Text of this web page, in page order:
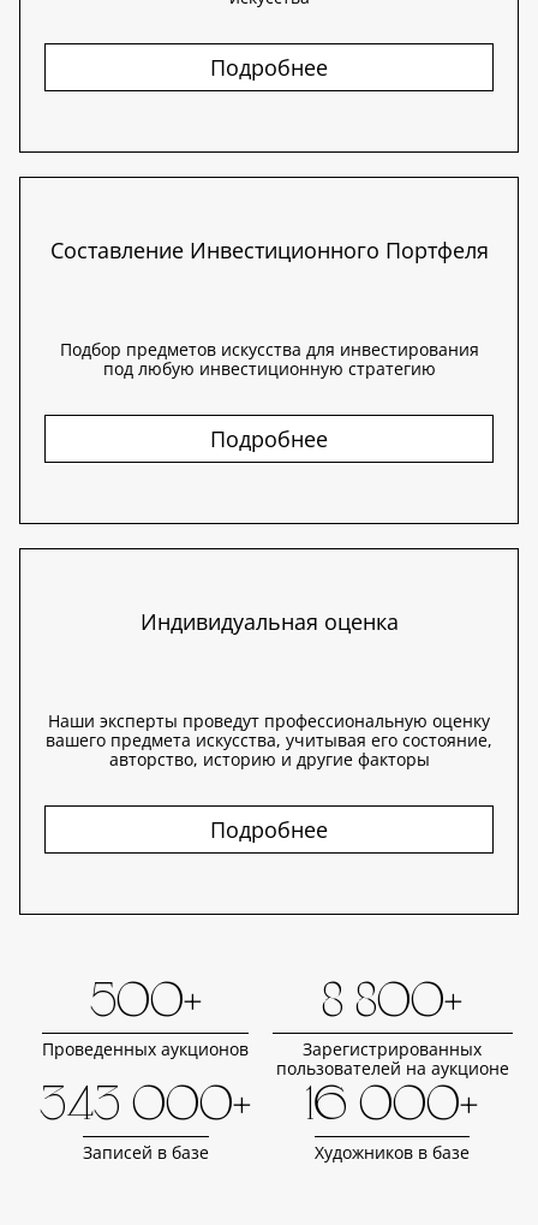
Подробнее
Составление Инвестиционного Портфеля
Подбор предметов искусства для инвестирования
под любую инвестиционную стратегию
Подробнее
Индивидуальная оценка
Наши эксперты проведут профессиональную оценку
вашего предмета искусства, учитывая его состояние,
авторство, историю и другие факторы
Подробнее
500+
Проведенных аукционов
8 800+
Зарегистрированных
пользователей на аукционе
343 000+
Записей в базе
16 000+
Художников в базе